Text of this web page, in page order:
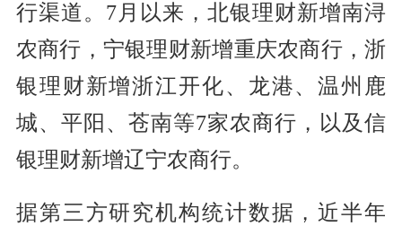
行渠道。7月以来，北银理财新增南浔
农商行，宁银理财新增重庆农商行，浙
银理财新增浙江开化、龙港、温州鹿
城、平阳、苍南等7家农商行，以及信
银理财新增辽宁农商行。
据第三方研究机构统计数据，近半年